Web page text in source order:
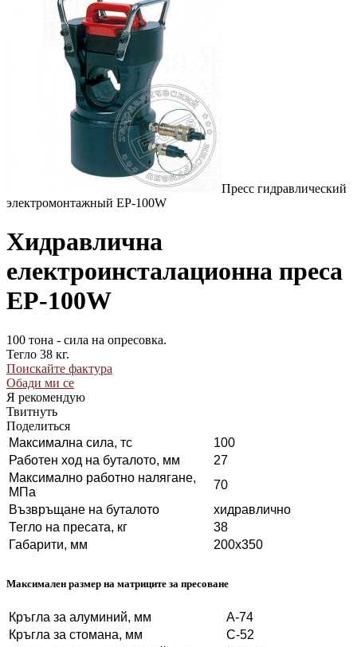
Пресс гидравлический
электромонтажный EP-100W
Хидравлична
електроинсталационна преса
EP-100W
100 тона - сила на опресовка.
Тегло 38 кг.
Поискайте фактура
Обади ми се
Я рекомендую
Твитнуть
Поделиться
Максимална сила, тс
100
Работен ход на буталото, мм
27
Максимално работно налягане,
МПа
70
Възвръщане на буталото
хидравлично
Тегло на пресата, кг
38
Габарити, мм
200x350
Максимален размер на матриците за пресоване
Кръгла за алуминий, мм
А-74
Кръгла за стомана, мм
С-52